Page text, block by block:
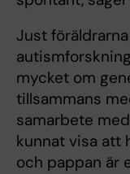
Just
mycket om
tillsammans
samarbete
kunnat visa att
och pappan är